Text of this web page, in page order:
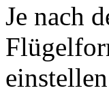
Je nach